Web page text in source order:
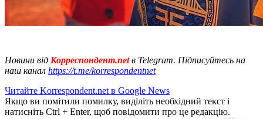
Новини від Корреспондент.netв Telegram. Підписуйтесь на
наш канал https://t.me/korrespondentnet
Читайте Korrespondent.net в Google News
Якщо ви помітили помилку, виділіть необхідний текст і
натисніть Ctrl + Enter, щоб повідомити про це редакцію.